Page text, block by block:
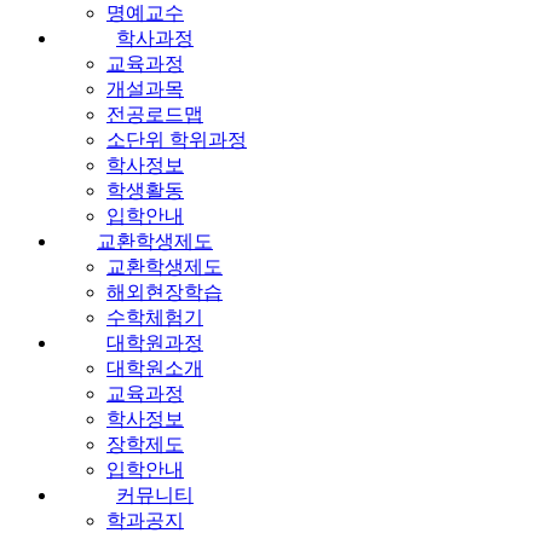
명예교수
학사과정
교육과정
개설과목
전공로드맵
소단위 학위과정
학사정보
학생활동
입학안내
교환학생제도
교환학생제도
해외현장학습
수학체험기
대학원과정
대학원소개
교육과정
학사정보
장학제도
입학안내
커뮤니티
학과공지